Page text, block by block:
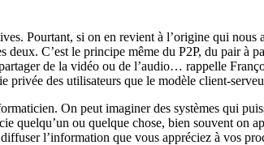
Pourtant, si on en revient à l’origine qui
C’est le principe même du P2P, du pair à
de la vidéo ou de l’audio… rappelle
privée des utilisateurs que le modèle client-
On peut imaginer des systèmes qui
quelqu’un ou quelque chose, bien souvent
l’information que vous appréciez à vos